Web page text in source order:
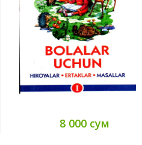
8 000 сум